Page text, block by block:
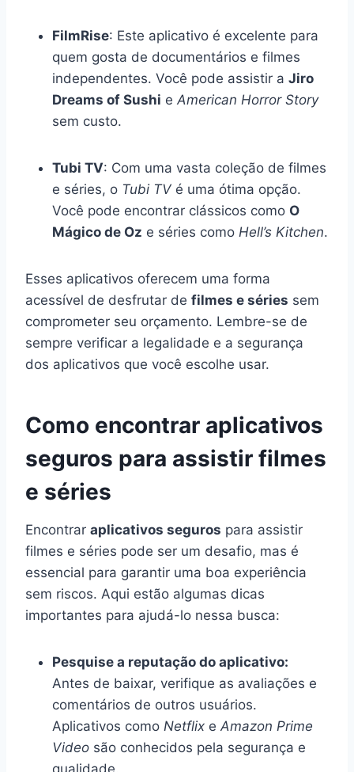
FilmRise: Este aplicativo é excelente para
quem gosta de documentários e filmes
independentes. Você pode assistir a Jiro
Dreams of Sushi e American Horror Story
sem custo.
Tubi TV: Com uma vasta coleção de filmes
e séries, o Tubi TV é uma ótima opção.
Você pode encontrar clássicos como O
Mágico de Oz e séries como Hell’s Kitchen.
Esses aplicativos oferecem uma forma
acessível de desfrutar de filmes e séries sem
comprometer seu orçamento. Lembre-se de
sempre verificar a legalidade e a segurança
dos aplicativos que você escolhe usar.
Como encontrar aplicativos
seguros para assistir filmes
e séries
Encontrar aplicativos seguros para assistir
filmes e séries pode ser um desafio, mas é
essencial para garantir uma boa experiência
sem riscos. Aqui estão algumas dicas
importantes para ajudá-lo nessa busca:
Pesquise a reputação do aplicativo:
Antes de baixar, verifique as avaliações e
comentários de outros usuários.
Aplicativos como Netflix e Amazon Prime
Video são conhecidos pela segurança e
qualidade.